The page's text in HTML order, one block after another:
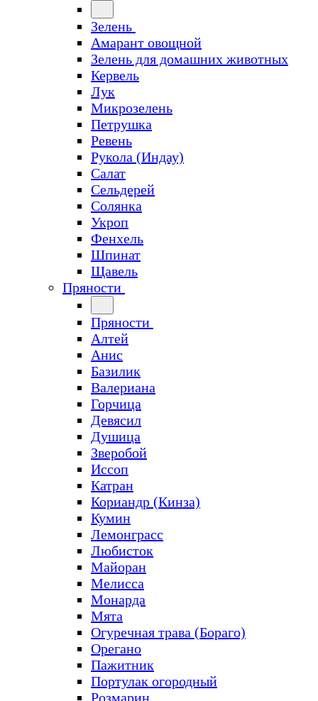
Зелень
Амарант овощной
Зелень для домашних животных
Кервель
Лук
Микрозелень
Петрушка
Ревень
Рукола (Индау)
Салат
Сельдерей
Солянка
Укроп
Фенхель
Шпинат
Щавель
Пряности
Пряности
Алтей
Анис
Базилик
Валериана
Горчица
Девясил
Душица
Зверобой
Иссоп
Катран
Кориандр (Кинза)
Кумин
Лемонграсс
Любисток
Майоран
Мелисса
Монарда
Мята
Огуречная трава (Бораго)
Орегано
Пажитник
Портулак огородный
Розмарин